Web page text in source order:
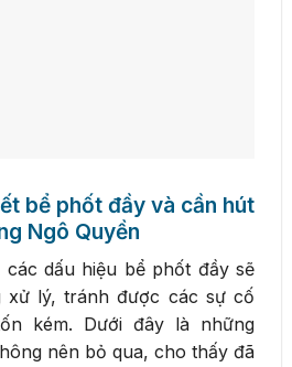
bể phốt đầy và cần hút
Ngô Quyền
các dấu hiệu bể phốt đầy sẽ
xử lý, tránh được các sự cố
kém. Dưới đây là những
nên bỏ qua, cho thấy đã